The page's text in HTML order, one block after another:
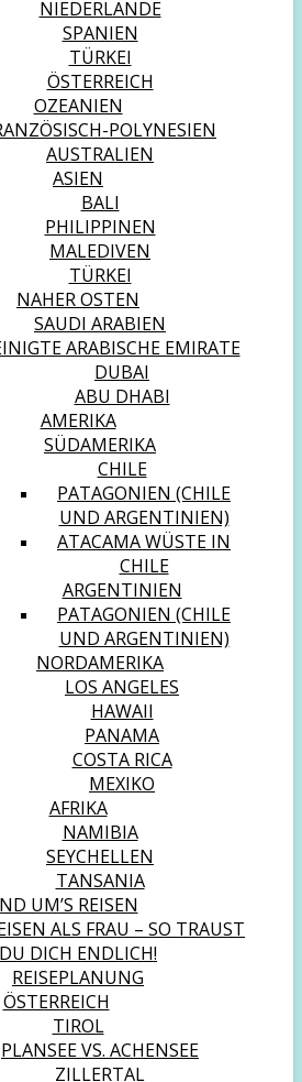
NIEDERLANDE
SPANIEN
TÜRKEI
ÖSTERREICH
OZEANIEN
POLYNESIEN
AUSTRALIEN
ASIEN
BALI
PHILIPPINEN
MALEDIVEN
TÜRKEI
NAHER OSTEN
SAUDI ARABIEN
ARABISCHE EMIRATE
DUBAI
ABU DHABI
AMERIKA
SÜDAMERIKA
CHILE
PATAGONIEN (CHILE
UND ARGENTINIEN)
ATACAMA WÜSTE IN
CHILE
ARGENTINIEN
PATAGONIEN (CHILE
UND ARGENTINIEN)
NORDAMERIKA
LOS ANGELES
HAWAII
PANAMA
COSTA RICA
MEXIKO
AFRIKA
NAMIBIA
SEYCHELLEN
TANSANIA
UM’S REISEN
ALS FRAU – SO TRAUST
DU DICH ENDLICH!
REISEPLANUNG
ÖSTERREICH
TIROL
PLANSEE VS. ACHENSEE
ZILLERTAL